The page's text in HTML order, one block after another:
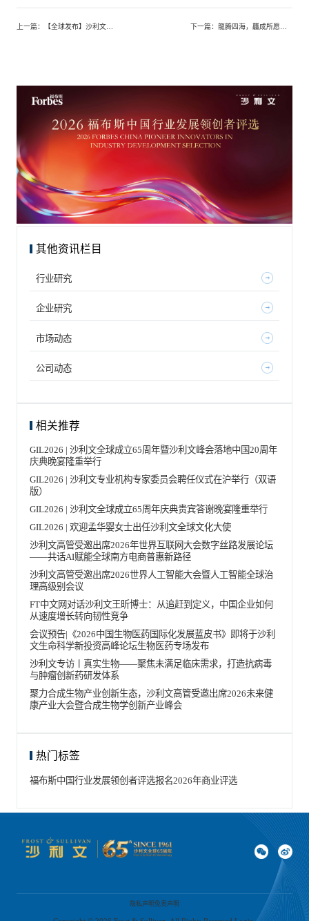
上一篇： 【全球发布】沙利文助力创健医疗国际化战略 下一篇： 龍腾四海，龘成所愿——2024年沙利文迎春贵宾答谢晚宴圆满举办
其他资讯栏目
行业研究
企业研究
市场动态
公司动态
相关推荐
GIL2026 | 沙利文全球成立65周年暨沙利文峰会落地中国20周年
庆典晚宴隆重举行
GIL2026 | 沙利文专业机构专家委员会聘任仪式在沪举行（双语
版）
GIL2026 | 沙利文全球成立65周年庆典贵宾答谢晚宴隆重举行
GIL2026 | 欢迎孟华婴女士出任沙利文全球文化大使
沙利文高管受邀出席2026年世界互联网大会数字丝路发展论坛
——共话AI赋能全球南方电商普惠新路径
沙利文高管受邀出席2026世界人工智能大会暨人工智能全球治
理高级别会议
FT中文网对话沙利文王昕博士：从追赶到定义，中国企业如何
从速度增长转向韧性竞争
会议预告|《2026中国生物医药国际化发展蓝皮书》即将于沙利
文生命科学新投资高峰论坛生物医药专场发布
沙利文专访丨真实生物——聚焦未满足临床需求，打造抗病毒
与肿瘤创新药研发体系
聚力合成生物产业创新生态，沙利文高管受邀出席2026未来健
康产业大会暨合成生物学创新产业峰会
热门标签
福布斯中国行业发展领创者评选报名2026年商业评选
隐私声明免责声明